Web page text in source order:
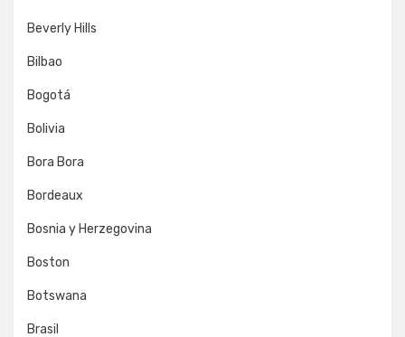
Beverly Hills
Bilbao
Bogotá
Bolivia
Bora Bora
Bordeaux
Bosnia y Herzegovina
Boston
Botswana
Brasil